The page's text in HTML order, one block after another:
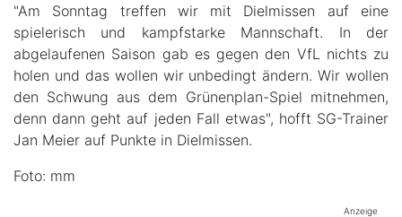
"Am Sonntag treffen wir mit Dielmissen auf eine
spielerisch und kampfstarke Mannschaft. In der
abgelaufenen Saison gab es gegen den VfL nichts zu
holen und das wollen wir unbedingt ändern. Wir wollen
den Schwung aus dem Grünenplan-Spiel mitnehmen,
denn dann geht auf jeden Fall etwas", hofft SG-Trainer
Jan Meier auf Punkte in Dielmissen.
Foto: mm
Anzeige